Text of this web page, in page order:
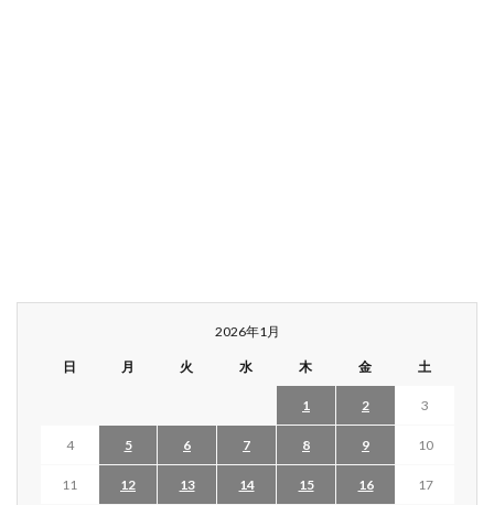
2026年1月
日 月 火 水 木 金 土
1 2 3
4 5 6 7 8 9 10
11 12 13 14 15 16 17